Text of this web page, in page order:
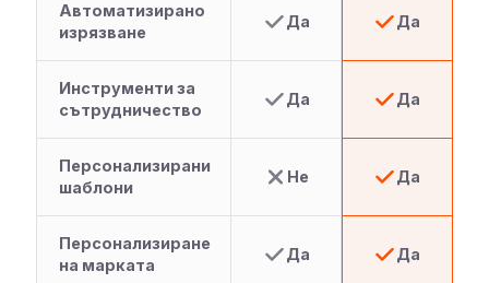
Автоматизирано
изрязване
Да Да
Инструменти за
сътрудничество
Да Да
Персонализирани
шаблони
Не Да
Персонализиране
на марката
Да Да